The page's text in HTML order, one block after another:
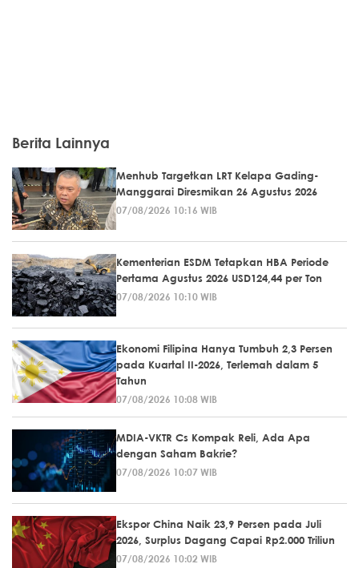
Berita Lainnya
Menhub Targetkan LRT Kelapa Gading-
Manggarai Diresmikan 26 Agustus 2026
07/08/2026 10:16 WIB
Kementerian ESDM Tetapkan HBA Periode
Pertama Agustus 2026 USD124,44 per Ton
07/08/2026 10:10 WIB
Ekonomi Filipina Hanya Tumbuh 2,3 Persen
pada Kuartal II-2026, Terlemah dalam 5
Tahun
07/08/2026 10:08 WIB
MDIA-VKTR Cs Kompak Reli, Ada Apa
dengan Saham Bakrie?
07/08/2026 10:07 WIB
Ekspor China Naik 23,9 Persen pada Juli
2026, Surplus Dagang Capai Rp2.000 Triliun
07/08/2026 10:02 WIB